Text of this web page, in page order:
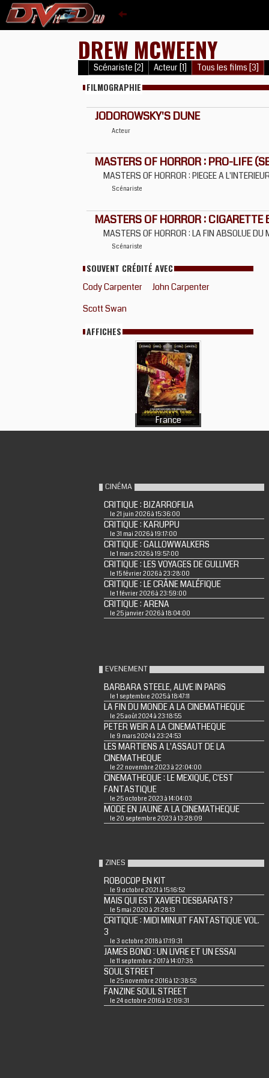
DREW MCWEENY
Scénariste [2] Acteur [1] Tous les films [3]
FILMOGRAPHIE
JODOROWSKY'S DUNE
Acteur
MASTERS OF HORROR : PRO-LIFE
MASTERS OF HORROR : PIEGEE A
Scénariste
MASTERS OF HORROR : CIGARETTE
MASTERS OF HORROR : LA FIN ABSOLUE DU
Scénariste
SOUVENT CRÉDITÉ AVEC
Cody Carpenter
John Carpenter
Scott Swan
AFFICHES
France
CINÉMA
CRITIQUE : BIZARROFILIA
le 21 juin 2026 à 15:36:00
CRITIQUE : KARUPPU
le 31 mai 2026 à 19:17:00
CRITIQUE : GALLOWWALKERS
le 1 mars 2026 à 19:57:00
CRITIQUE : LES VOYAGES DE GULLIVER
le 15 février 2026 à 23:28:00
CRITIQUE : LE CRÂNE MALÉFIQUE
le 1 février 2026 à 23:59:00
CRITIQUE : ARENA
le 25 janvier 2026 à 18:04:00
EVENEMENT
BARBARA STEELE, ALIVE IN PARIS
le 1 septembre 2025 à 18:47:11
LA FIN DU MONDE A LA CINEMATHEQUE
le 25 août 2024 à 23:18:55
PETER WEIR A LA CINEMATHEQUE
le 9 mars 2024 à 23:24:53
LES MARTIENS A L'ASSAUT DE LA
CINEMATHEQUE
le 22 novembre 2023 à 22:04:00
CINEMATHEQUE : LE MEXIQUE, C'EST
FANTASTIQUE
le 25 octobre 2023 à 14:04:03
MODE EN JAUNE A LA CINEMATHEQUE
le 20 septembre 2023 à 13:28:09
ZINES
ROBOCOP EN KIT
le 9 octobre 2021 à 15:16:52
MAIS QUI EST XAVIER DESBARATS ?
le 5 mai 2020 à 21:28:13
CRITIQUE : MIDI MINUIT FANTASTIQUE VOL.
3
le 3 octobre 2018 à 17:19:31
JAMES BOND : UN LIVRE ET UN ESSAI
le 11 septembre 2017 à 14:07:38
SOUL STREET
le 25 novembre 2016 à 12:38:52
FANZINE SOUL STREET
le 24 octobre 2016 à 12:09:31